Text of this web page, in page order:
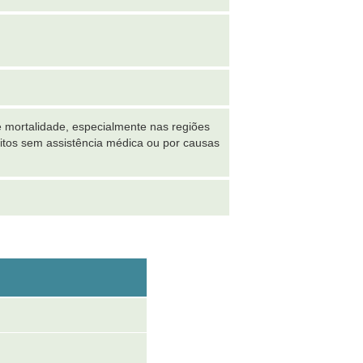
especialmente nas regiões
sem assistência médica ou por causas